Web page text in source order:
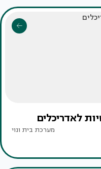
מערכת בית ונוי